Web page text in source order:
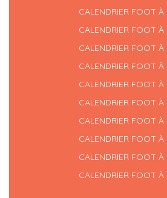
CALENDRIER FOOT
CALENDRIER FOOT À
CALENDRIER FOOT
CALENDRIER FOOT
CALENDRIER FOOT
CALENDRIER FOOT
CALENDRIER FOOT
CALENDRIER FOOT
CALENDRIER FOOT
CALENDRIER FOOT